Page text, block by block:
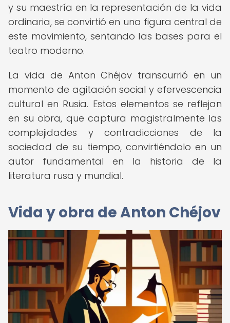
y su maestría en la representación de la vida
ordinaria, se convirtió en una figura central de
este movimiento, sentando las bases para el
teatro moderno.
La vida de Anton Chéjov transcurrió en un
momento de agitación social y efervescencia
cultural en Rusia. Estos elementos se reflejan
en su obra, que captura magistralmente las
complejidades y contradicciones de la
sociedad de su tiempo, convirtiéndolo en un
autor fundamental en la historia de la
literatura rusa y mundial.
Vida y obra de Anton Chéjov